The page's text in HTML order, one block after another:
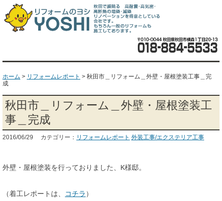
ホーム > リフォームレポート > 秋田市＿リフォーム＿外壁・屋根塗装工事＿完
成
秋田市＿リフォーム＿外壁・屋根塗装工
事＿完成
2016/06/29 カテゴリー： リフォームレポート 外装工事/エクステリア工事
外壁・屋根塗装を行っておりました、K様邸。
（着工レポートは、 コチラ ）